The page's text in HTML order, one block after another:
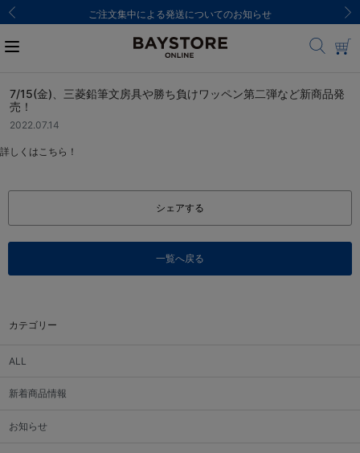
ご注文集中による発送についてのお知らせ
カテゴリー
ALL
新着商品情報
お知らせ
7/15(金)、三菱鉛筆文房具や勝ち負けワッペン第二弾など新商品発
売！
2022.07.14
詳しくはこちら！
シェアする
一覧へ戻る